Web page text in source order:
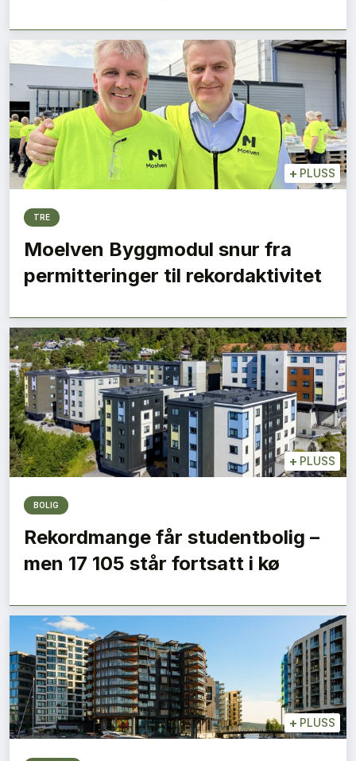
+ PLUSS
TRE
Moelven Byggmodul snur fra
permitteringer til rekordaktivitet
+ PLUSS
BOLIG
Rekordmange får studentbolig –
men 17 105 står fortsatt i kø
+ PLUSS